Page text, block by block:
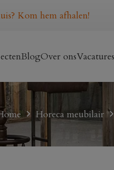
Kom hem afhalen!
BlogOver onsVacatures
Horeca meubilair